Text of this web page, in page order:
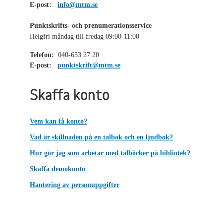
E-post:
info@mtm.se
Punktskrifts- och prenumerationsservice
Helgfri måndag till fredag 09:00-11:00
Telefon: 040-653 27 20
E-post:
punktskrift@mtm.se
Skaffa konto
Vem kan få konto?
Vad är skillnaden på en talbok och en ljudbok?
Hur gör jag som arbetar med talböcker på bibliotek?
Skaffa demokonto
Hantering av personuppgifter